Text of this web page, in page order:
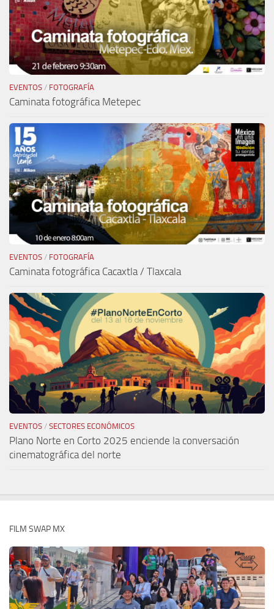
EVENTOS / FOTOGRAFÍA
Caminata fotográfica Metepec
EVENTOS / FOTOGRAFÍA
Caminata fotográfica Cacaxtla / Tlaxcala
EVENTOS / SECTORES ECONÓMICOS
Plano Norte en Corto 2025 enciende la conversación
cinematográfica del norte
FILM SWAP MX